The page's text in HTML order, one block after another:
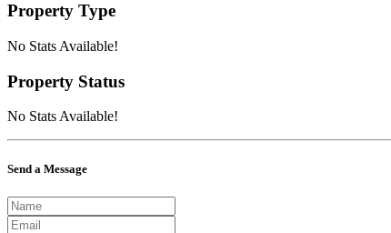
Property Type
No Stats Available!
Property Status
No Stats Available!
Send a Message